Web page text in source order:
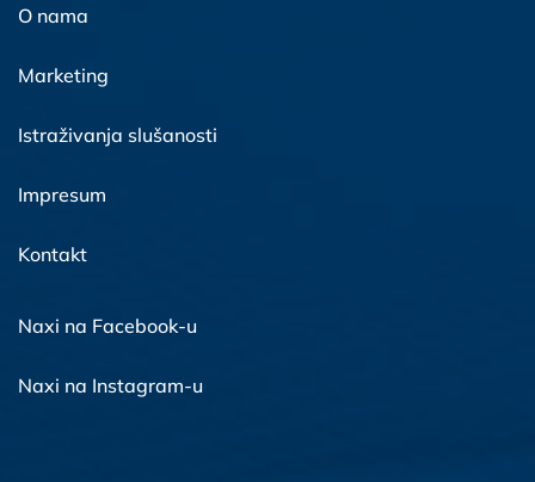
O nama
Marketing
Istraživanja slušanosti
Impresum
Kontakt
Naxi na Facebook-u
Naxi na Instagram-u